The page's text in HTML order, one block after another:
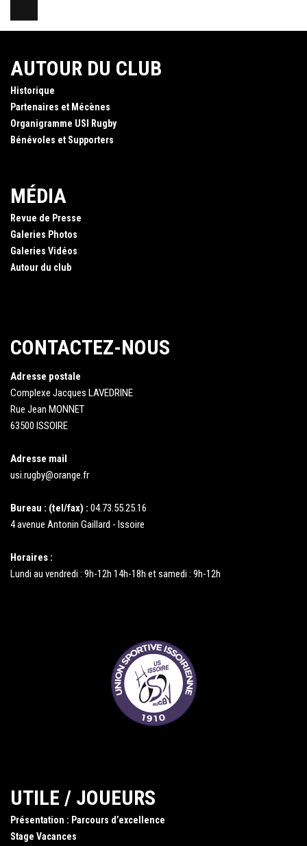
AUTOUR DU CLUB
Historique
Partenaires et Mécènes
Organigramme USI Rugby
Bénévoles et Supporters
MÉDIA
Revue de Presse
Galeries Photos
Galeries Vidéos
Autour du club
CONTACTEZ-NOUS
Adresse postale
Complexe Jacques LAVEDRINE
Rue Jean MONNET
63500 ISSOIRE
Adresse mail
usi.rugby@orange.fr
Bureau : (tel/fax) : 04.73.55.25.16
4 avenue Antonin Gaillard - Issoire
Horaires :
Lundi au vendredi : 9h-12h 14h-18h et samedi : 9h-12h
UTILE / JOUEURS
Présentation : Parcours d’excellence
Stage Vacances